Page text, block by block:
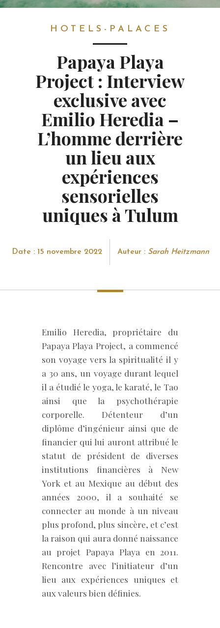
HOTELS-PALACES
Papaya Playa
Project : Interview
exclusive avec
Emilio Heredia –
L’homme derrière
un lieu aux
expériences
sensorielles
uniques à Tulum
Date : 15 novembre 2022 Auteur : Sarah Heitzmann
Emilio Heredia, propriétaire du
Papaya Playa Project, a commencé
son voyage vers la spiritualité il y
a 30 ans, un voyage durant lequel
il a étudié le yoga, le karaté, le Tao
ainsi que la psychothérapie
corporelle. Détenteur d’un
diplôme d’ingénieur ainsi que de
financier qui lui auront attribué le
statut de président de diverses
institutions financières à New
York et au Mexique au début des
années 2000, il a souhaité se
connecter au monde à un niveau
plus profond, plus sincère, et c’est
la raison qui aura donné naissance
au projet Papaya Playa en 2011.
Rencontre avec l’initiateur d’un
lieu aux expériences uniques et
aux valeurs bien définies.